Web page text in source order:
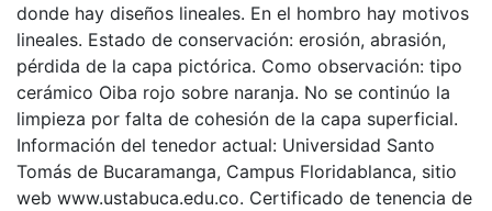
donde hay diseños lineales. En el hombro hay motivos
lineales. Estado de conservación: erosión, abrasión,
pérdida de la capa pictórica. Como observación: tipo
cerámico Oiba rojo sobre naranja. No se continúo la
limpieza por falta de cohesión de la capa superficial.
Información del tenedor actual: Universidad Santo
Tomás de Bucaramanga, Campus Floridablanca, sitio
web www.ustabuca.edu.co. Certificado de tenencia de